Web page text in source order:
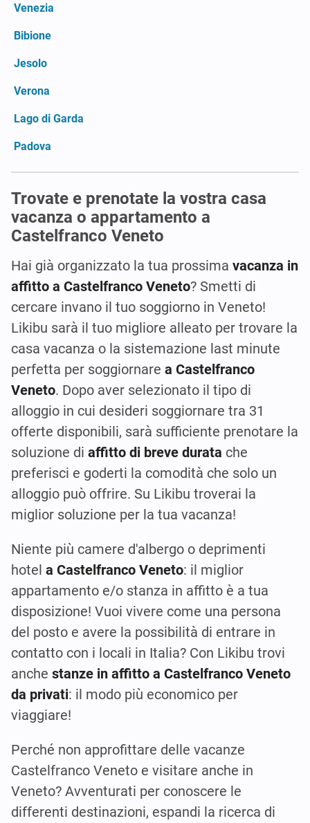
Venezia
Bibione
Jesolo
Verona
Lago di Garda
Padova
Trovate e prenotate la vostra casa
vacanza o appartamento a
Castelfranco Veneto
Hai già organizzato la tua prossima vacanza in
affitto a Castelfranco Veneto? Smetti di
cercare invano il tuo soggiorno in Veneto!
Likibu sarà il tuo migliore alleato per trovare la
casa vacanza o la sistemazione last minute
perfetta per soggiornare a Castelfranco
Veneto. Dopo aver selezionato il tipo di
alloggio in cui desideri soggiornare tra 31
offerte disponibili, sarà sufficiente prenotare la
soluzione di affitto di breve durata che
preferisci e goderti la comodità che solo un
alloggio può offrire. Su Likibu troverai la
miglior soluzione per la tua vacanza!
Niente più camere d'albergo o deprimenti
hotel a Castelfranco Veneto: il miglior
appartamento e/o stanza in affitto è a tua
disposizione! Vuoi vivere come una persona
del posto e avere la possibilità di entrare in
contatto con i locali in Italia? Con Likibu trovi
anche stanze in affitto a Castelfranco Veneto
da privati: il modo più economico per
viaggiare!
Perché non approfittare delle vacanze
Castelfranco Veneto e visitare anche in
Veneto? Avventurati per conoscere le
differenti destinazioni, espandi la ricerca di